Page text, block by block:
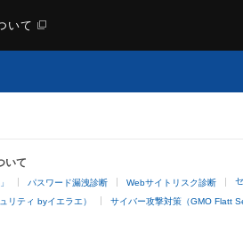
いて
いて
パスワード漏洩診断 Webサイトリスク診断
リティ byイエラエ） サイバー攻撃対策（GMO Flatt